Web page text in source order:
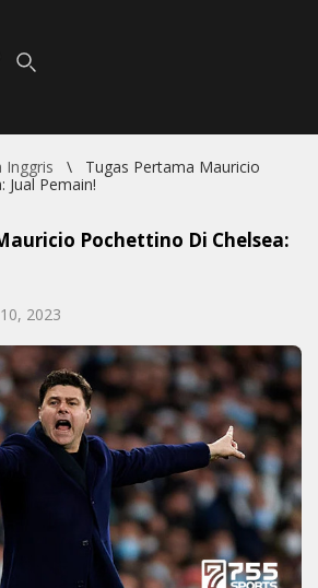
Inggris \
Tugas Pertama Mauricio
Jual Pemain!
Pochettino Di Chelsea:
2023